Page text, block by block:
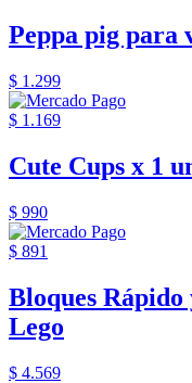
Peppa pig para
$ 1.299
$ 1.169
Cute Cups x 1
$ 990
$ 891
Bloques Rápido
Lego
$ 4.569